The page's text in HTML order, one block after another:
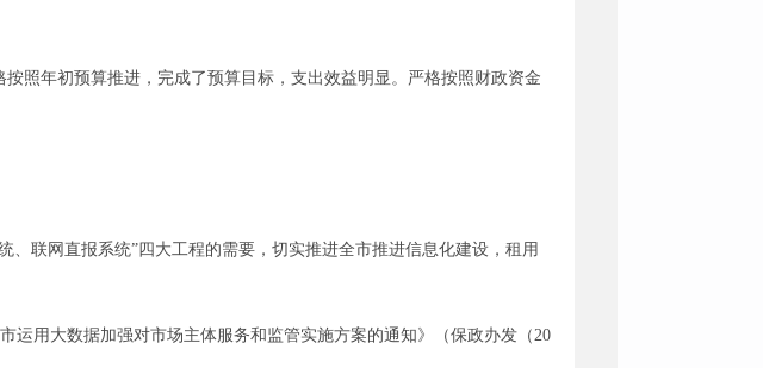
照年初预算推进，完成了预算目标，支出效益明显。严格按照财政资金
联网直报系统”四大工程的需要，切实推进全市推进信息化建设，租用
运用大数据加强对市场主体服务和监管实施方案的通知》（保政办发（20